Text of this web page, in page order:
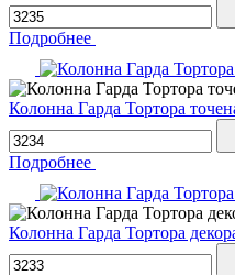
Подробнее
Колонна Гарда Тортора
Подробнее
Колонна Гарда Тортора